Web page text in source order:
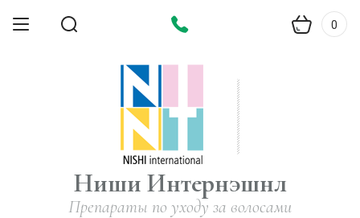
0
Ниши Интернэшнл
Препараты по уходу за волосами